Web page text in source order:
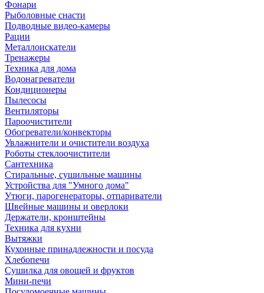
Фонари
Рыболовные снасти
Подводные видео-камеры
Рации
Металлоискатели
Тренажеры
Техника для дома
Водонагреватели
Кондиционеры
Пылесосы
Вентиляторы
Пароочистители
Обогреватели/конвекторы
Увлажнители и очистители воздуха
Роботы стеклоочистители
Сантехника
Стиральные, сушильные машины
Устройства для "Умного дома"
Утюги, парогенераторы, отпариватели
Швейные машины и оверлоки
Держатели, кронштейны
Техника для кухни
Вытяжки
Кухонные принадлежности и посуда
Хлебопечи
Сушилка для овощей и фруктов
Мини-печи